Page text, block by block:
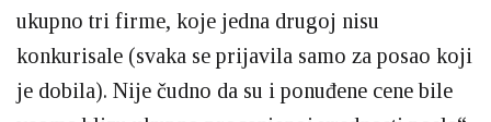
ukupno tri firme, koje jedna drugoj nisu
konkurisale (svaka se prijavila samo za posao koji
je dobila). Nije čudno da su i ponuđene cene bile